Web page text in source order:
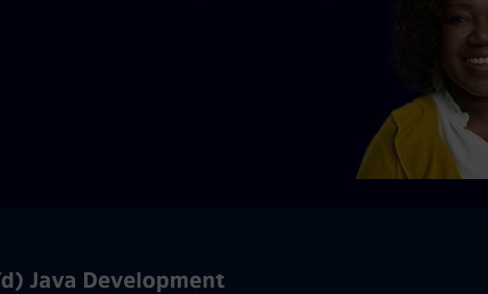
Java Development